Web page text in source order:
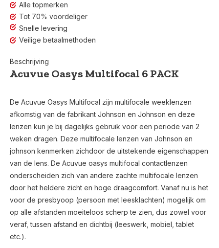
Alle topmerken
Tot 70% voordeliger
Snelle levering
Veilige betaalmethoden
Beschrijving
Acuvue Oasys Multifocal 6 PACK
De Acuvue Oasys Multifocal zijn multifocale weeklenzen
afkomstig van de fabrikant Johnson en Johnson en deze
lenzen kun je bij dagelijks gebruik voor een periode van 2
weken dragen. Deze multifocale lenzen van Johnson en
johnson kenmerken zichdoor de uitstekende eigenschappen
van de lens. De Acuvue oasys multifocal contactlenzen
onderscheiden zich van andere zachte multifocale lenzen
door het heldere zicht en hoge draagcomfort. Vanaf nu is het
voor de presbyoop (persoon met leesklachten) mogelijk om
op alle afstanden moeiteloos scherp te zien, dus zowel voor
veraf, tussen afstand en dichtbij (leeswerk, mobiel, tablet
etc.).